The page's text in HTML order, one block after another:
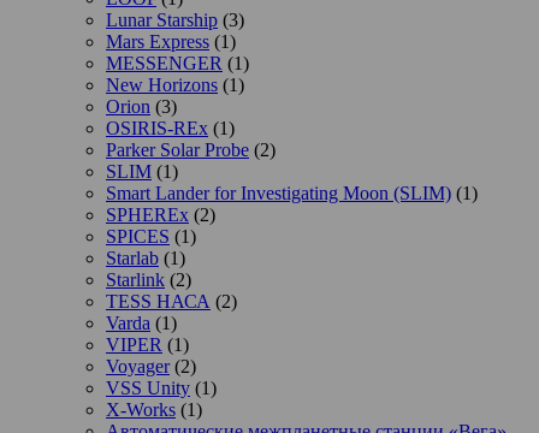
Lunar Starship (3)
Mars Express (1)
MESSENGER (1)
New Horizons (1)
Orion (3)
OSIRIS-REx (1)
Parker Solar Probe (2)
SLIM (1)
Smart Lander for Investigating Moon (SLIM) (1)
SPHEREx (2)
SPICES (1)
Starlab (1)
Starlink (2)
TESS НАСА (2)
Varda (1)
VIPER (1)
Voyager(2)
VSS Unity (1)
X-Works (1)